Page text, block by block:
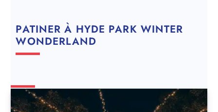
PATINER À HYDE PARK WINTER
WONDERLAND